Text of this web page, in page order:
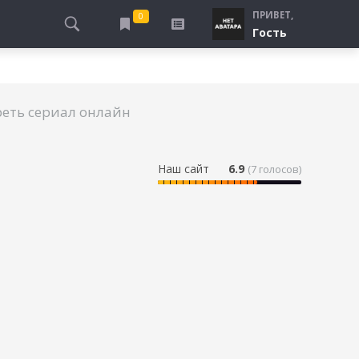
СПЕЦСЛУЖБЫ
ПРО ШКОЛУ, ПОДРОСТКОВ
0
БУДУ СМОТРЕТЬ
ПРИВЕТ,
Гость
сериал онлайн
Наш сайт 6.9 (7 голосов)